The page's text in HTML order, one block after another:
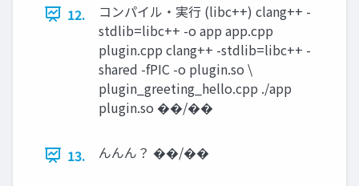
12.
コンパイル・実⾏ (libc++) clang++ -
stdlib=libc++ -o app app.cpp
plugin.cpp clang++ -stdlib=libc++ -
shared -fPIC -o plugin.so \
plugin_greeting_hello.cpp ./app
plugin.so ��/��
13. んんん？ ��/��